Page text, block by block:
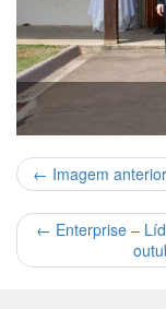
← Imagem anterior
← Enterprise –